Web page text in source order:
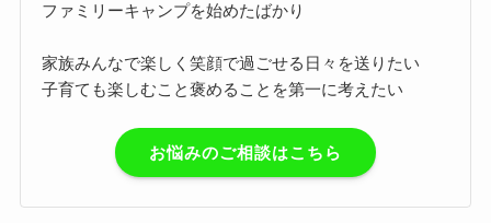
ファミリーキャンプを始めたばかり
家族みんなで楽しく笑顔で過ごせる日々を送りたい
子育ても楽しむこと褒めることを第一に考えたい
お悩みのご相談はこちら